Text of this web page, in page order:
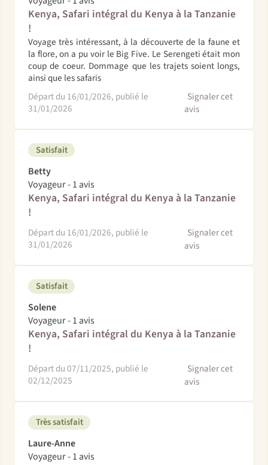
Kenya, Safari intégral du Kenya à la Tanzanie
!
Voyage très intéressant, à la découverte de la faune et
la flore, on a pu voir le Big Five. Le Serengeti était mon
coup de coeur. Dommage que les trajets soient longs,
ainsi que les safaris
Départ du 16/01/2026, publié le
31/01/2026
Signaler cet
avis
Satisfait
Betty
Voyageur - 1 avis
Kenya, Safari intégral du Kenya à la Tanzanie
!
Départ du 16/01/2026, publié le
31/01/2026
Signaler cet
avis
Satisfait
Solene
Voyageur - 1 avis
Kenya, Safari intégral du Kenya à la Tanzanie
!
Départ du 07/11/2025, publié le
02/12/2025
Signaler cet
avis
Très satisfait
Laure-Anne
Voyageur - 1 avis